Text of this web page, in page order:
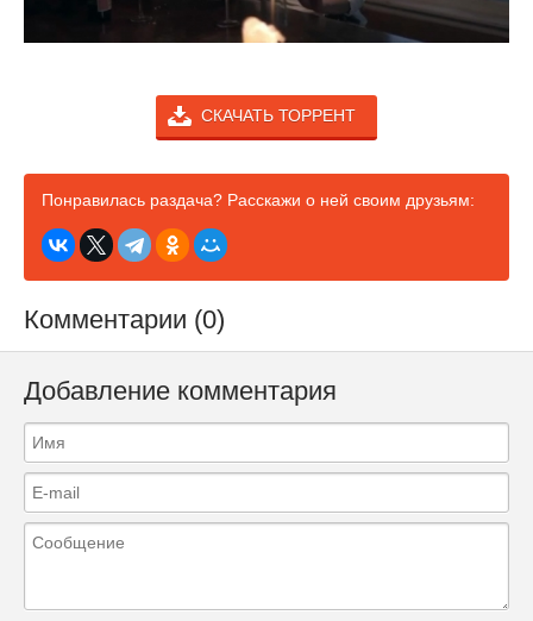
СКАЧАТЬ ТОРРЕНТ
Понравилась раздача? Расскажи о ней своим друзьям:
Комментарии (0)
Добавление комментария